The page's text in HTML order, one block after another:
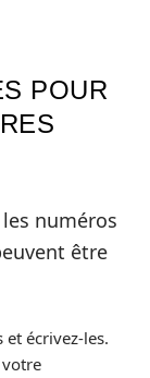
POUR
numéros
être
et écrivez-les.
votre